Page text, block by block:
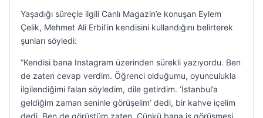
Yaşadığı süreçle ilgili Canlı Magazin’e konuşan Eylem
Çelik, Mehmet Ali Erbil’in kendisini kullandığını belirterek
şunları söyledi:
“Kendisi bana Instagram üzerinden sürekli yazıyordu. Ben
de zaten cevap verdim. Öğrenci olduğumu, oyunculukla
ilgilendiğimi falan söyledim, dile getirdim. ‘İstanbul’a
geldiğim zaman seninle görüşelim’ dedi, bir kahve içelim
dedi. Ben de görüştüm zaten. Çünkü bana iş görüşmesi